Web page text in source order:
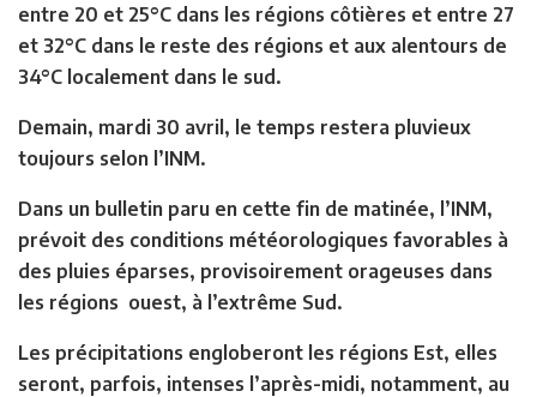
entre 20 et 25°C dans les régions côtières et entre 27
et 32°C dans le reste des régions et aux alentours de
34°C localement dans le sud.
Demain, mardi 30 avril, le temps restera pluvieux
toujours selon l’INM.
Dans un bulletin paru en cette fin de matinée, l’INM,
prévoit des conditions météorologiques favorables à
des pluies éparses, provisoirement orageuses dans
les régions ouest, à l’extrême Sud.
Les précipitations engloberont les régions Est, elles
seront, parfois, intenses l’après-midi, notamment, au